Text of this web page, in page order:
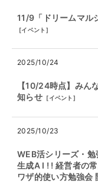
11/9「ドリームマル
[イベント ]
2025/10/24
【10/24時点】みん
知らせ [イベント ]
2025/10/23
WEB活シリーズ・
生成A I ! ! 経営者の
ワザ的使い方勉強会